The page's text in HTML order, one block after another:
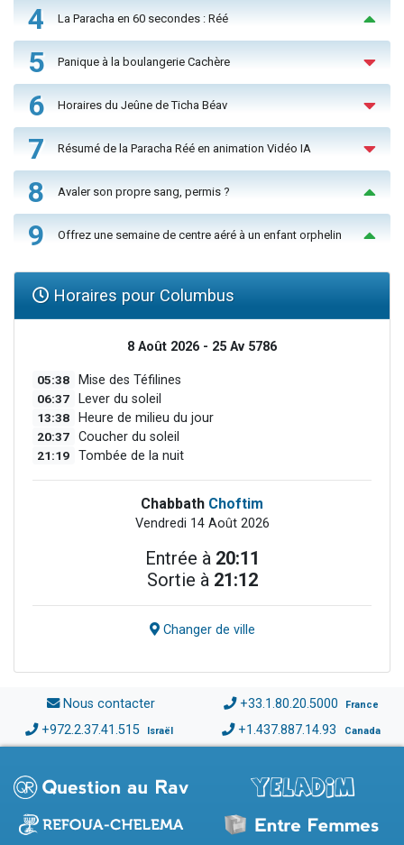
4 La Paracha en 60 secondes : Réé
5 Panique à la boulangerie Cachère
6 Horaires du Jeûne de Ticha Béav
7 Résumé de la Paracha Réé en animation Vidéo IA
8 Avaler son propre sang, permis ?
9 Offrez une semaine de centre aéré à un enfant orphelin
Horaires pour Columbus
8 Août 2026 - 25 Av 5786
05:38 Mise des Téfilines
06:37 Lever du soleil
13:38 Heure de milieu du jour
20:37 Coucher du soleil
21:19 Tombée de la nuit
Chabbath Choftim
Vendredi 14 Août 2026
Entrée à 20:11
Sortie à 21:12
Changer de ville
Nous contacter +33.1.80.20.5000 France
+972.2.37.41.515 Israël +1.437.887.14.93 Canada